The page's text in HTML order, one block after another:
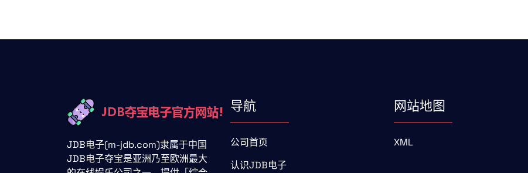
JDB电子(m-jdb.com)隶属于中国
JDB电子夺宝是亚洲乃至欧洲最大
导航
公司首页
认识JDB电子
网站地图
XML